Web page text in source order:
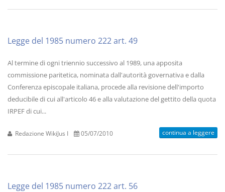
Legge del 1985 numero 222 art. 49
Al termine di ogni triennio successivo al 1989, una apposita
commissione paritetica, nominata dall'autorità governativa e dalla
Conferenza episcopale italiana, procede alla revisione dell'importo
deducibile di cui all'articolo 46 e alla valutazione del gettito della quota
IRPEF di cui...
Redazione WikiJus I 05/07/2010 continua a leggere
Legge del 1985 numero 222 art. 56